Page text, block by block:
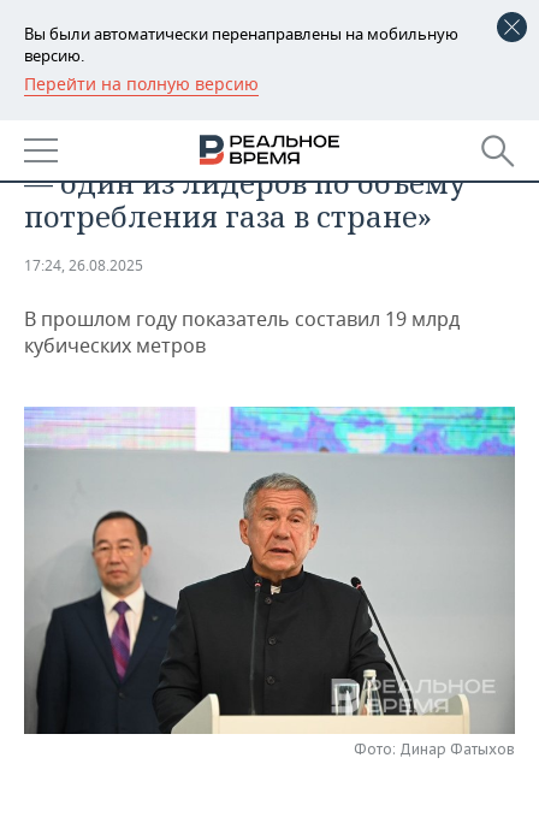
Вы были автоматически перенаправлены на мобильную
версию.
Перейти на полную версию
РЕГИОНЫ
БАШКОРТОСТАН
ТАТАРСТАН
НОВОСТИ
АНАЛИТИКА
ДЕКЛАРАЦИИ О ДОХОДАХ
КОРОЛИ ГОСЗАКАЗА ПФО
ВУЗЫ ТАТАРСТАНА
ТАТАРСТАНА
НОВОСТИ ЭКОНОМИКИ
ФИНАНСЫ
БАНКИ
ИНВЕСТИЦИИ
ПРОМЫШЛЕННОСТЬ
НОВОСТИ
АГРОПРОМ
НЕФТЕХИМИЯ
НЕФТЬ
ОПК
НЕДВИЖИМОСТЬ
НОВОСТИ НЕДВИЖИМОСТИ
АВТО
НОВОСТИ БИЗНЕСА
РОЗНИЧНАЯ ТОРГОВЛЯ
ТРАНСПОРТ
УСЛУГИ
ТЕХНОЛОГИИ
НОВОСТИ ТЕХНОЛОГИЙ
IT
МЕДИА
МЕРОПРИЯТИЯ
НОВОСТИ МЕРОПРИЯТИЙ
ВЫЕЗДНАЯ РЕДАКЦИЯ
СПОРТ
НОВОСТИ СПОРТА
ОБЩЕСТВО
Рустам Минниханов: «Татарстан
— один из лидеров по объему
потребления газа в стране»
17:24, 26.08.2025
В прошлом году показатель составил 19 млрд
кубических метров
Фото: Динар Фатыхов